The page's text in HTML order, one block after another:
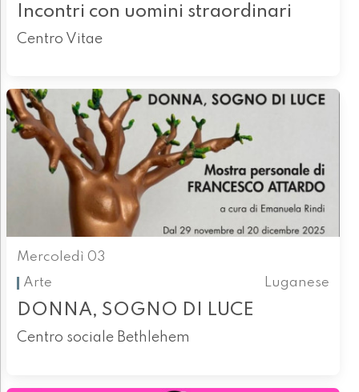
Incontri con uomini straordinari
Centro Vitae
Mercoledì 03
Arte
Luganese
DONNA, SOGNO DI LUCE
Centro sociale Bethlehem